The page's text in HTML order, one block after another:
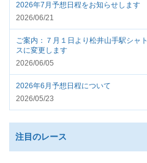
2026年7月予想日程をお知らせします
2026/06/21
ご案内：７月１日より松井山手駅シャ
スに変更します
2026/06/05
2026年6月予想日程について
2026/05/23
注目のレース